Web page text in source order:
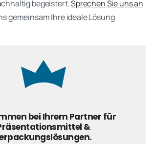
begeistert.Sprechen Sie uns an
gemeinsam Ihre ideale Lösung
bei Ihrem Partner für
&